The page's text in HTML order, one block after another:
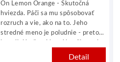
Detail
On Lemon Orange - Skutočná
hviezda. Páči sa mu spôsobovať
rozruch a vie, ako na to. Jeho
stredné meno je poludnie - preto